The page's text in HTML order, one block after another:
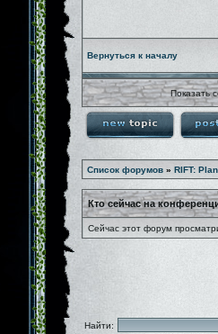
Вернуться к началу
Показать
Список форумов » RIFT:
Кто сейчас на
Сейчас этот форум
Найти: